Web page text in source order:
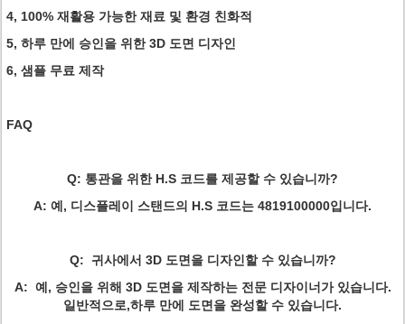
4, 100% 재활용 가능한 재료 및 환경 친화적
5, 하루 만에 승인을 위한 3D 도면 디자인
6, 샘플 무료 제작
FAQ
Q: 통관을 위한 H.S 코드를 제공할 수 있습니까?
A: 예, 디스플레이 스탠드의 H.S 코드는 4819100000입니다.
Q: 귀사에서 3D 도면을 디자인할 수 있습니까?
A: 예, 승인을 위해 3D 도면을 제작하는 전문 디자이너가 있습니다.
일반적으로,하루 만에 도면을 완성할 수 있습니다.